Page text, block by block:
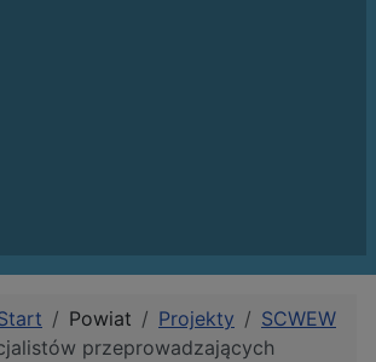
Powiat Projekty
SCWEW
przeprowadzających